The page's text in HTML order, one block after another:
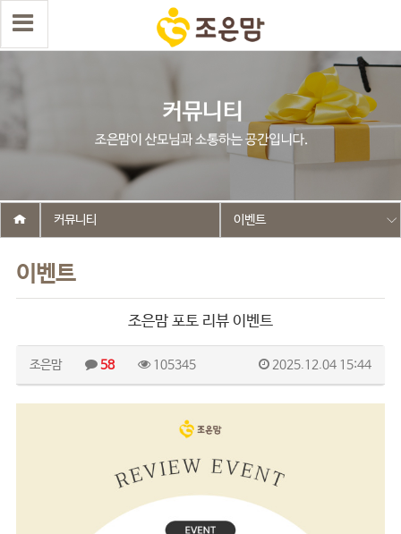
이벤트
커뮤니티 이벤트
조은맘 포토 리뷰 이벤트
조은맘 58 105345 2025.12.04 15:44